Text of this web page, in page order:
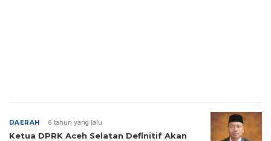
DAERAH 6 tahun yang lalu
Ketua DPRK Aceh Selatan Definitif Akan